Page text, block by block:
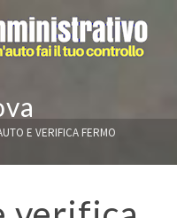
E VERIFICA FERMO